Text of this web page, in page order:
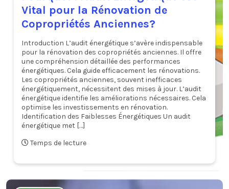
Vital pour la Rénovation de
Copropriétés Anciennes?
Introduction L’audit énergétique s’avère indispensable
pour la rénovation des copropriétés anciennes. Il offre
une compréhension détaillée des performances
énergétiques. Cela guide efficacement les rénovations.
Les copropriétés anciennes, souvent inefficaces
énergétiquement, nécessitent des mises à jour. L’audit
énergétique identifie les améliorations nécessaires. Cela
optimise les investissements en rénovation.
Identification des Faiblesses Énergétiques Un audit
énergétique met […]
Temps de lecture